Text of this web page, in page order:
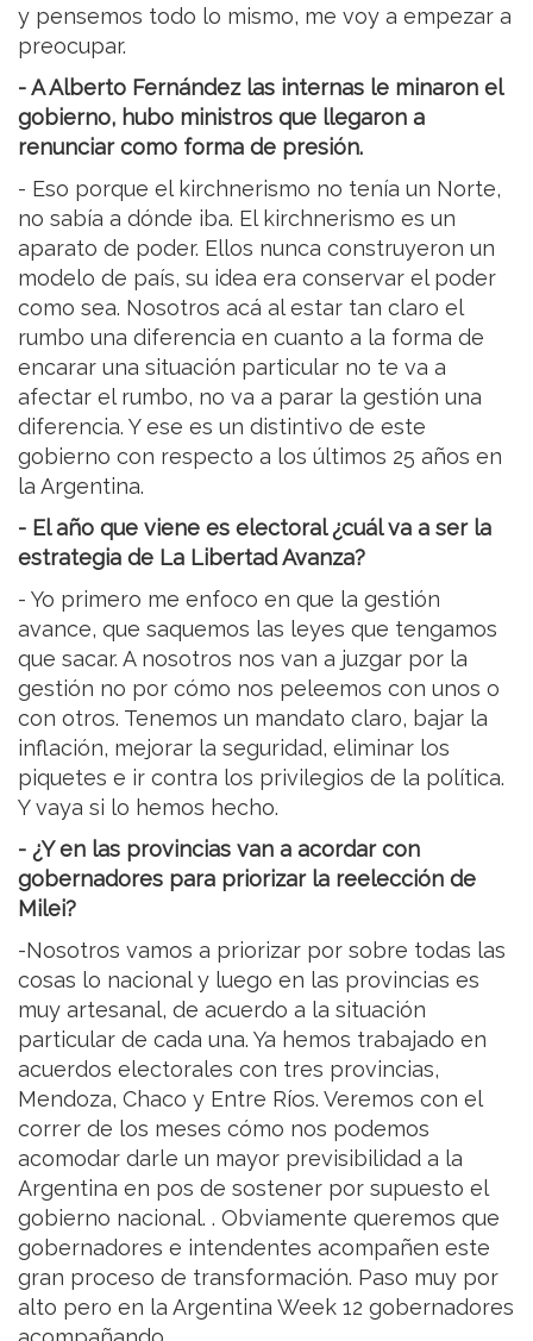
y pensemos todo lo mismo, me voy a empezar a
preocupar.
- A Alberto Fernández las internas le minaron el
gobierno, hubo ministros que llegaron a
renunciar como forma de presión.
- Eso porque el kirchnerismo no tenía un Norte,
no sabía a dónde iba. El kirchnerismo es un
aparato de poder. Ellos nunca construyeron un
modelo de país, su idea era conservar el poder
como sea. Nosotros acá al estar tan claro el
rumbo una diferencia en cuanto a la forma de
encarar una situación particular no te va a
afectar el rumbo, no va a parar la gestión una
diferencia. Y ese es un distintivo de este
gobierno con respecto a los últimos 25 años en
la Argentina.
- El año que viene es electoral ¿cuál va a ser la
estrategia de La Libertad Avanza?
- Yo primero me enfoco en que la gestión
avance, que saquemos las leyes que tengamos
que sacar. A nosotros nos van a juzgar por la
gestión no por cómo nos peleemos con unos o
con otros. Tenemos un mandato claro, bajar la
inflación, mejorar la seguridad, eliminar los
piquetes e ir contra los privilegios de la política.
Y vaya si lo hemos hecho.
- ¿Y en las provincias van a acordar con
gobernadores para priorizar la reelección de
Milei?
-Nosotros vamos a priorizar por sobre todas las
cosas lo nacional y luego en las provincias es
muy artesanal, de acuerdo a la situación
particular de cada una. Ya hemos trabajado en
acuerdos electorales con tres provincias,
Mendoza, Chaco y Entre Ríos. Veremos con el
correr de los meses cómo nos podemos
acomodar darle un mayor previsibilidad a la
Argentina en pos de sostener por supuesto el
gobierno nacional. . Obviamente queremos que
gobernadores e intendentes acompañen este
gran proceso de transformación. Paso muy por
alto pero en la Argentina Week 12 gobernadores